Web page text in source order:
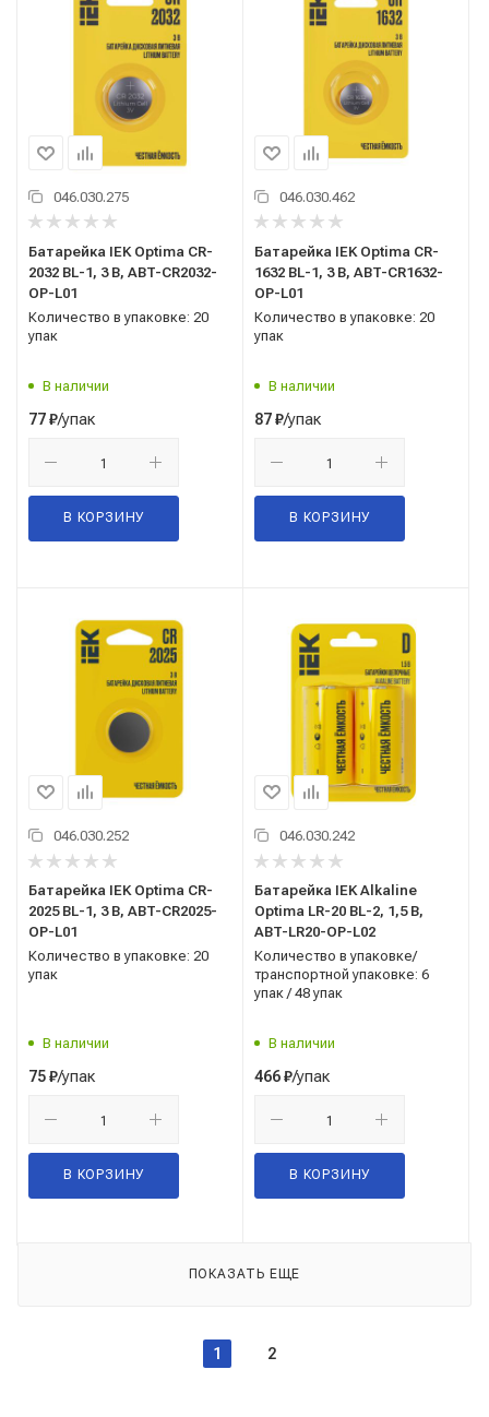
046.030.275
Батарейка IEK Optima СR-
2032 BL-1, 3 В, ABT-CR2032-
OP-L01
Количество в упаковке: 20
упак
В наличии
77₽/упак
В КОРЗИНУ
046.030.462
Батарейка IEK Optima CR-
1632 BL-1, 3 В, ABT-CR1632-
OP-L01
Количество в упаковке: 20
упак
В наличии
87₽/упак
В КОРЗИНУ
046.030.252
Батарейка IEK Optima СR-
2025 BL-1, 3 В, ABT-CR2025-
OP-L01
Количество в упаковке: 20
упак
В наличии
75₽/упак
В КОРЗИНУ
046.030.242
Батарейка IEK Alkaline
Optima LR-20 BL-2, 1,5 В,
ABT-LR20-OP-L02
Количество в упаковке/
транспортной упаковке: 6
упак / 48 упак
В наличии
466₽/упак
В КОРЗИНУ
ПОКАЗАТЬ ЕЩЕ
1 2